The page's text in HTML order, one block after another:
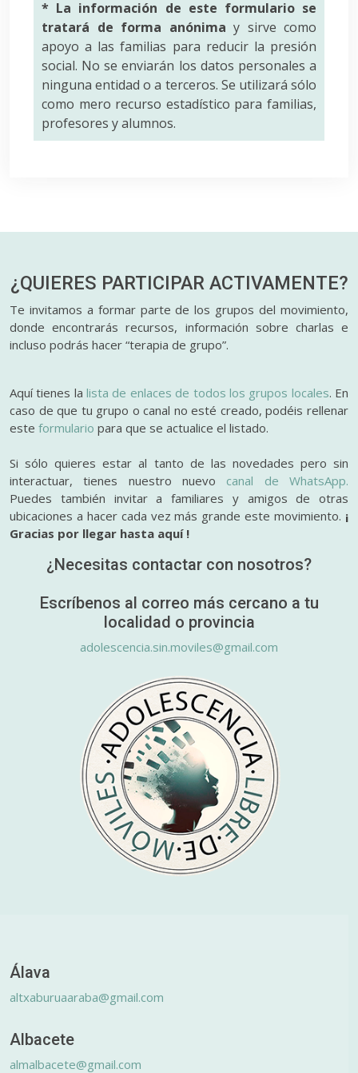
* La información de este formulario se
tratará de forma anónima y sirve como
apoyo a las familias para reducir la presión
social. No se enviarán los datos personales a
ninguna entidad o a terceros. Se utilizará sólo
como mero recurso estadístico para familias,
profesores y alumnos.
¿QUIERES PARTICIPAR ACTIVAMENTE?
Te invitamos a formar parte de los grupos del movimiento,
donde encontrarás recursos, información sobre charlas e
incluso podrás hacer “terapia de grupo”.
Aquí tienes lalista de enlaces de todos los grupos locales. En
caso de que tu grupo o canal no esté creado, podéis rellenar
este formulario para que se actualice el listado.
Si sólo quieres estar al tanto de las novedades pero sin
interactuar, tienes nuestro nuevo canal de WhatsApp.
Puedes también invitar a familiares y amigos de otras
ubicaciones a hacer cada vez más grande este movimiento. ¡
Gracias por llegar hasta aquí !
¿Necesitas contactar con nosotros?
Escríbenos al correo más cercano a tu
localidad o provincia
adolescencia.sin.moviles@gmail.com
Álava
altxaburuaaraba@gmail.com
Albacete
almalbacete@gmail.com